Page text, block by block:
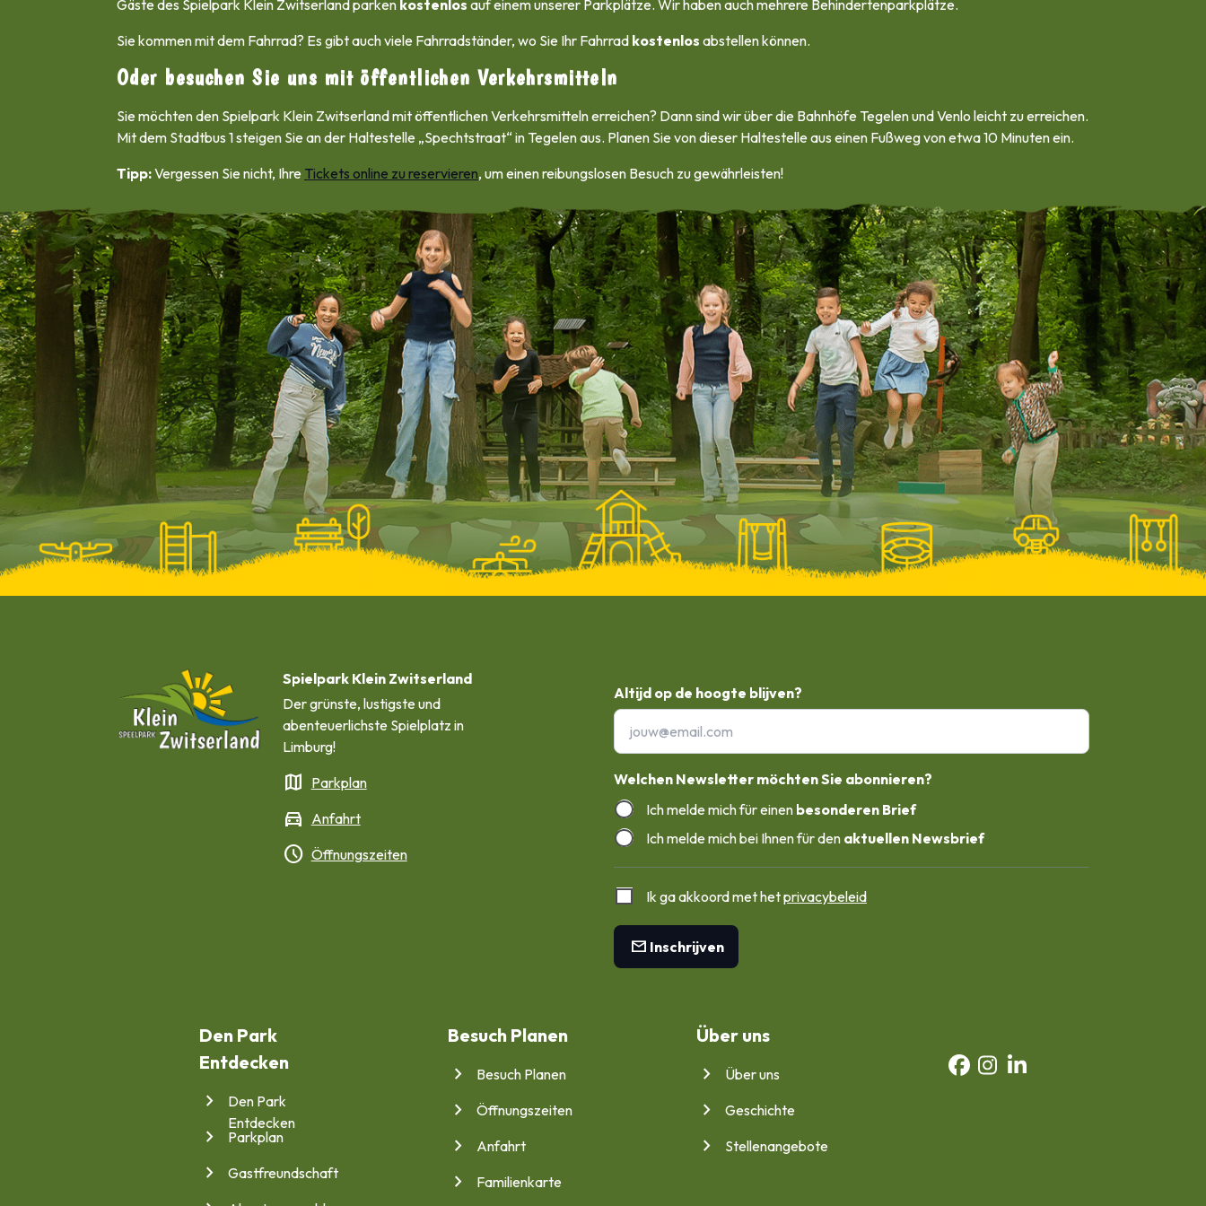
Gäste des Spielpark Klein Zwitserland parken kostenlos auf einem unserer Parkplätze. Wir haben auch mehrere Behindertenparkplätze.
Sie kommen mit dem Fahrrad? Es gibt auch viele Fahrradständer, wo Sie Ihr Fahrrad kostenlos abstellen können.
Oder besuchen Sie uns mit öffentlichen Verkehrsmitteln
Sie möchten den Spielpark Klein Zwitserland mit öffentlichen Verkehrsmitteln erreichen? Dann sind wir über die Bahnhöfe Tegelen und Venlo leicht zu erreichen.
Mit dem Stadtbus 1 steigen Sie an der Haltestelle „Spechtstraat“ in Tegelen aus. Planen Sie von dieser Haltestelle aus einen Fußweg von etwa 10 Minuten ein.
Tipp:Vergessen Sie nicht, Ihre Tickets online zu reservieren, um einen reibungslosen Besuch zu gewährleisten!
Spielpark Klein Zwitserland
Der grünste, lustigste und
abenteuerlichste Spielplatz in
Limburg!
map Parkplan
directions_car Anfahrt
schedule Öffnungszeiten
Altijd op de hoogte blijven?
Welchen Newsletter möchten Sie abonnieren?
Ich melde mich für einen besonderen Brief
Ich melde mich bei Ihnen für den aktuellen Newsbrief
Ik ga akkoord met het privacybeleid
Inschrijven
mail
Den Park
Entdecken
Den Park
Entdecken
Parkplan
Gastfreundschaft
Besuch Planen
Besuch Planen
Öffnungszeiten
Anfahrt
Familienkarte
Über uns
Über uns
Geschichte
Stellenangebote